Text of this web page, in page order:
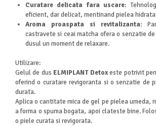
Curatare delicata fara uscare:
eficient, dar delicat, mentinand pielea
Aroma proaspata si revitalizanta:
castravete si ceai matcha ofera o senzatie
dusul un moment de relaxare.
Utilizare:
Gelul de dus ELMIPLANT Detoxeste potrivit
oferind o curatare revigoranta si o senzatie de
durata.
Aplica o cantitate mica de gel pe pielea umeda,
a forma o spuma bogata, apoi clateste bine.
o piele curata si revigorata.